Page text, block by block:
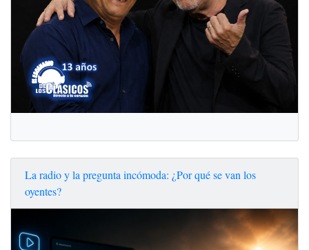
La radio y la pregunta incómoda: ¿Por qué se van los
oyentes?